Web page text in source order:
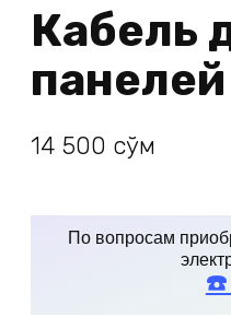
Кабель
14 500 сўм
По вопросам
☎️